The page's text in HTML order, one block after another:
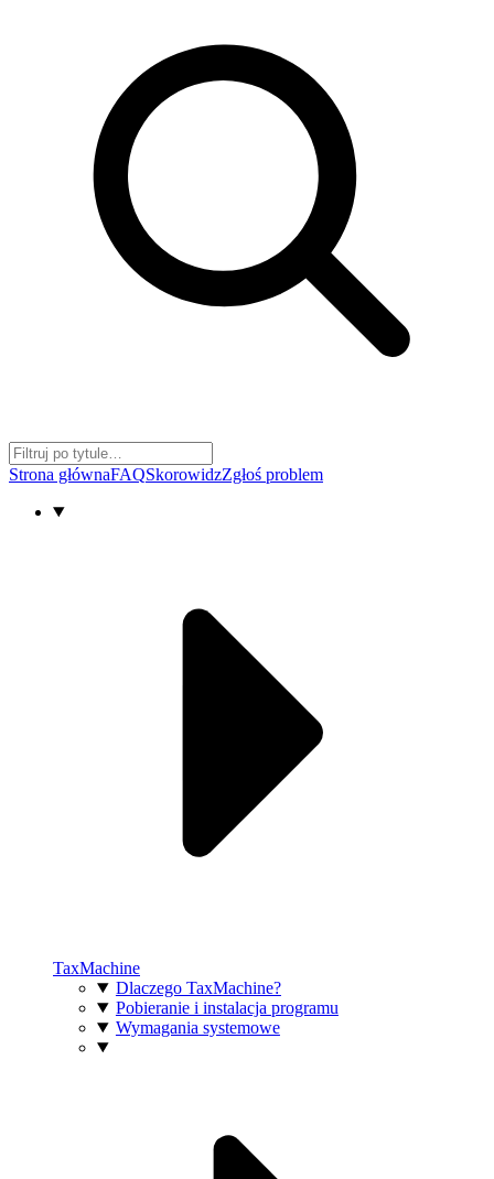
Strona głównaFAQSkorowidzZgłoś problem
TaxMachine
Dlaczego TaxMachine?
Pobieranie i instalacja programu
Wymagania systemowe